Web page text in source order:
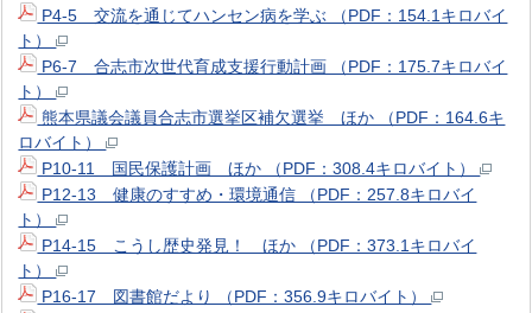
P4-5 交流を通じてハンセン病を学ぶ （PDF：154.1キロバイ
ト）
P6-7 合志市次世代育成支援行動計画 （PDF：175.7キロバイ
ト）
熊本県議会議員合志市選挙区補欠選挙 ほか （PDF：164.6キ
ロバイト）
P10-11 国民保護計画 ほか （PDF：308.4キロバイト）
P12-13 健康のすすめ・環境通信 （PDF：257.8キロバイ
ト）
P14-15 こうし歴史発見！ ほか （PDF：373.1キロバイ
ト）
P16-17 図書館だより （PDF：356.9キロバイト）